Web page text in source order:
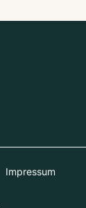
Impressum